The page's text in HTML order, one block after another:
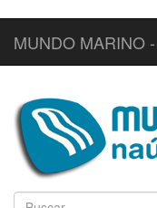
MUNDO MARINO